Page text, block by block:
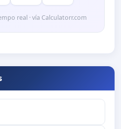
real · vía Calculatorr.com